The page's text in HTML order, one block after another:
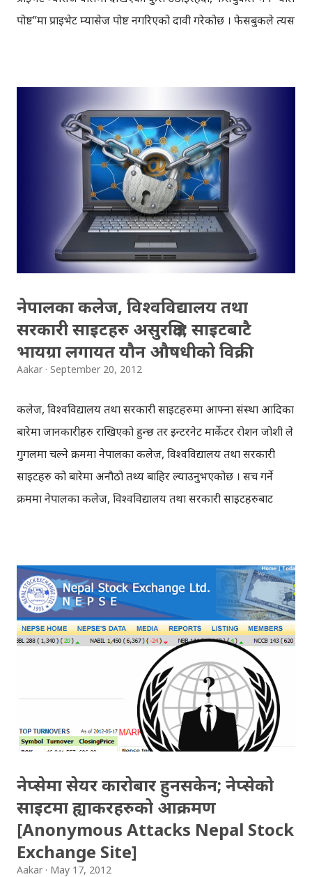
पोष्ट”मा प्राइभेट म्यासेज पोष्ट नगरिएको दावी गरेकोछ । फेसबुकले त्यस
सन् २००९ सम्मका प्राइभेट म्यासेजहरु फेसबुकवालमा देखिएको हो ।
पक्कै पनि “प्राइभेट म्यासेज” प्राइभेट नै रहनुपर्छ तर तपाई हामीले थाहा
नै नपाइ हाम्रा ‘गोप्य’ भनिएका संवादहरु “फेसबुक वालमा” छरपस्ट
भइरहेकाछन् । यसकारण तपाई यसबारेमा सजग रहनु जरुरी छ ।
अहिलेको फेसबुक च्याट पहिलेको फेसबुक म्यासेज भन्दा फरक हो,
पहिले च्याट ‘सेभ’ भएर म्यासेजमा बस्दैनथियो । त्यसबेला च्याट र
फेसबुक म्यासेज फरक थियो, सायद यसैकारण पनि त्यसबेलाका
फेसबुक म्यासेज वालमा अहिले देखिएकाहुन् भन्ने अनुमान गरिएकोछ ।
मेरो टाइमलाइनमा साथिहरुबाट पोष्ट गरिएका कुराहरु मैले मात्र देख...
नेपालका कलेज, विश्वविद्यालय तथा
सरकारी साइटहरु असुरक्षित; साइटबाटै
भायग्रा लगायत यौन औषधीको विक्री
Aakar September 20, 2012
कलेज, विश्वविद्यालय तथा सरकारी साइटहरुमा आफ्ना संस्था आदिका
बारेमा जानकारीहरु राखिएको हुन्छ तर इन्टरनेट मार्केटर रोशन जोशी ले
गुगलमा चल्ने क्रममा नेपालका कलेज, विश्वविद्यालय तथा सरकारी
साइटहरु को बारेमा अनौठो तथ्य बाहिर ल्याउनुभएकोछ । सर्च गर्ने
क्रममा नेपालका कलेज, विश्वविद्यालय तथा सरकारी साइटहरुबाट
भायग्रा लगायत अन्य यौन शक्तिवर्धक औषधीहरु बेच्दैनन् बरु ती
साइटहरुलाई ह्याकरहरुले आफ्ना नियन्त्रणमा लिएर आफ्नो अनुकुल
प्रयोग गरिरहेकाछन् । गुगलमा शैक्षिक संस्थासँग सम्बन्धित नेपाली
डोमेनहरुमा (.edu.np) "भायग्रा" सर्च गर्दा पत्याउनै नसक्ने गरि करिब
१७ सयवटा 'भायग्रा' सम्बन्धित शैक्षिक संस्थाहरुको पेज सर्च पेजमा
देखियो । कुनैपनि शब्द कुनैपनि डोमेन वा साइट विशेषमा खोज्नको
लागि, शब्द र साइट/डोमेन एकैपटक राखेर सर्च गरिन्छ ([search
term] + the ‘site:’ operator + the URL or domain) ।
जस्तो कि, 'भायग्रा' शैक्षिक संस्थाको साइटमा छ कि छैन भनेर...
नेप्सेमा सेयर कारोबार हुनसकेन; नेप्सेको
साइटमा ह्याकरहरुको आक्रमण
[Anonymous Attacks Nepal Stock
Exchange Site]
Aakar May 17, 2012